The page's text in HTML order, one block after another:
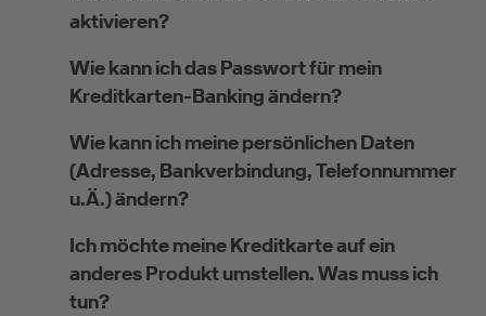
aktivieren?
Wie kann ich das Passwort für mein
Kreditkarten-Banking ändern?
Wie kann ich meine persönlichen Daten
(Adresse, Bankverbindung, Telefonnummer
u.Ä.) ändern?
Ich möchte meine Kreditkarte auf ein
anderes Produkt umstellen. Was muss ich
tun?